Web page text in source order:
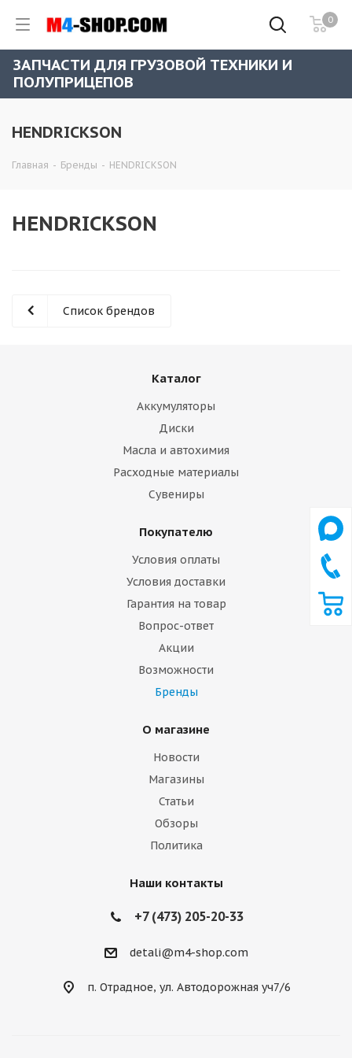
0
ЗАПЧАСТИ ДЛЯ ГРУЗОВОЙ ТЕХНИКИ И
ПОЛУПРИЦЕПОВ
HENDRICKSON
Главная - Бренды - HENDRICKSON
HENDRICKSON
Список брендов
Каталог
Аккумуляторы
Диски
Масла и автохимия
Расходные материалы
Сувениры
Покупателю
Условия оплаты
Условия доставки
Гарантия на товар
Вопрос-ответ
Акции
Возможности
Бренды
О магазине
Новости
Магазины
Статьи
Обзоры
Политика
Наши контакты
+7 (473) 205-20-33
detali@m4-shop.com
п. Отрадное, ул. Автодорожная уч7/6